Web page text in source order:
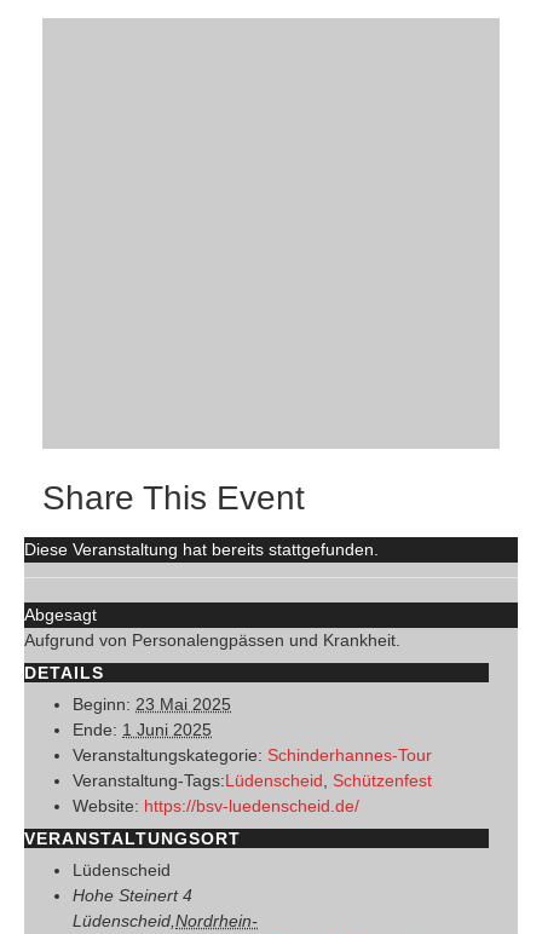
Share This Event
Diese Veranstaltung hat bereits stattgefunden.
Abgesagt
Aufgrund von Personalengpässen und Krankheit.
DETAILS
Beginn: 23 Mai 2025
Ende: 1 Juni 2025
Veranstaltungskategorie: Schinderhannes-Tour
Veranstaltung-Tags:Lüdenscheid
Schützenfest
Website: https://bsv-luedenscheid.de/
VERANSTALTUNGSORT
Lüdenscheid
Hohe Steinert 4
Lüdenscheid Nordrhein-